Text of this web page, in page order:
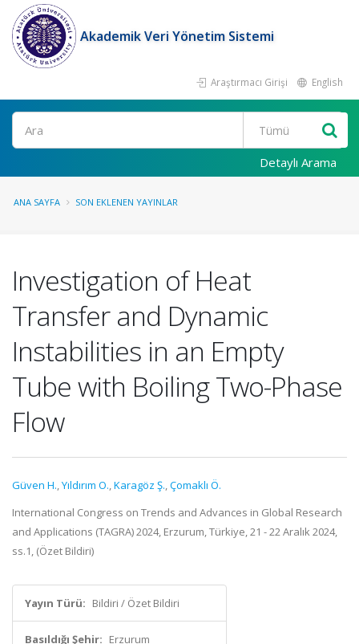
Akademik Veri Yönetim Sistemi
Araştırmacı Girişi English
Ara
Detaylı Arama
ANA SAYFA SON EKLENEN YAYINLAR
Investigation of Heat
Transfer and Dynamic
Instabilities in an Empty
Tube with Boiling Two-Phase
Flow
Güven H.,Yıldırım O.,Karagöz Ş.,Çomaklı Ö.
International Congress on Trends and Advances in Global Research
and Applications (TAGRA) 2024, Erzurum, Türkiye, 21 - 22 Aralık 2024,
ss.1, (Özet Bildiri)
Yayın Türü: Bildiri / Özet Bildiri
Basıldığı Şehir: Erzurum